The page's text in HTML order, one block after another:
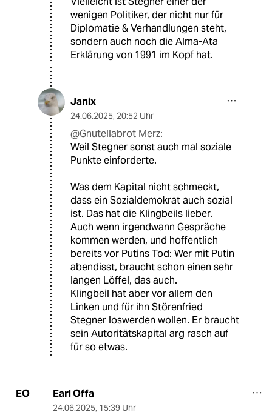
wenigen Politiker, der nicht nur für
Diplomatie & Verhandlungen steht,
sondern auch noch die Alma-Ata
Erklärung von 1991 im Kopf hat.
Janix
24.06.2025, 20:52 Uhr
@Gnutellabrot Merz:
Weil Stegner sonst auch mal soziale
Punkte einforderte.
Was dem Kapital nicht schmeckt,
dass ein Sozialdemokrat auch sozial
ist. Das hat die Klingbeils lieber.
Auch wenn irgendwann Gespräche
kommen werden, und hoffentlich
bereits vor Putins Tod: Wer mit Putin
abendisst, braucht schon einen sehr
langen Löffel, das auch.
Klingbeil hat aber vor allem den
Linken und für ihn Störenfried
Stegner loswerden wollen. Er braucht
sein Autoritätskapital arg rasch auf
für so etwas.
EO Earl Offa
24.06.2025, 15:39 Uhr